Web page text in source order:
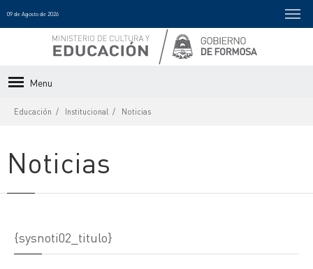
09 de Agosto de 2026
Menu
Educación Institucional Noticias
Noticias
{sysnoti02_titulo}